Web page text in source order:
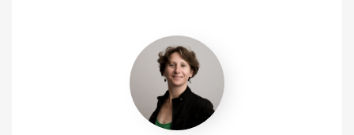
Nolwenn
Germain